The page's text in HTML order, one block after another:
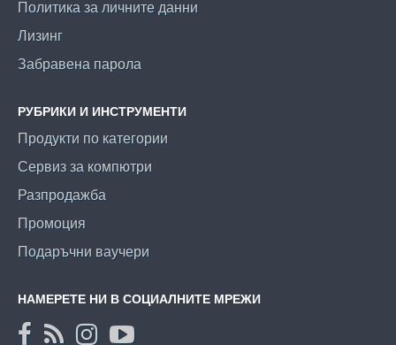
Политика за личните данни
Лизинг
Забравена парола
РУБРИКИ И ИНСТРУМЕНТИ
Продукти по категории
Сервиз за компютри
Разпродажба
Промоция
Подаръчни ваучери
НАМЕРЕТЕ НИ В СОЦИАЛНИТЕ МРЕЖИ